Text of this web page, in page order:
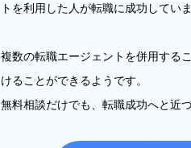
トを利用した人が転職に成功していま
複数の転職エージェントを併用する
けることができるようです。
無料相談だけでも、転職成功へと近づ